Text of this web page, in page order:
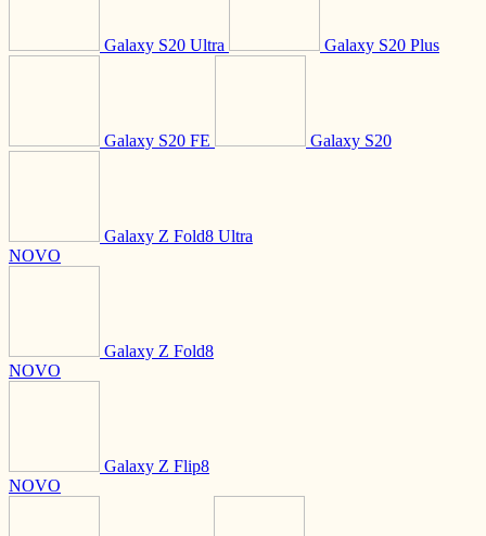
Galaxy S20 Ultra Galaxy S20 Plus
Galaxy S20 FE Galaxy S20
Galaxy Z Fold8 Ultra
NOVO
Galaxy Z Fold8
NOVO
Galaxy Z Flip8
NOVO